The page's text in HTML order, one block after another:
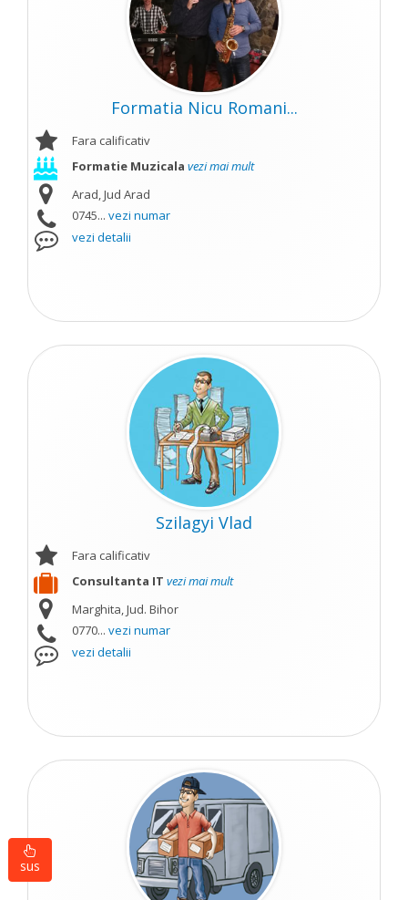
Formatia Nicu Romani...
Fara calificativ
Formatie Muzicala vezi mai mult
Arad, Jud Arad
0745... vezi numar
vezi detalii
Szilagyi Vlad
Fara calificativ
Consultanta IT vezi mai mult
Marghita, Jud. Bihor
0770... vezi numar
vezi detalii
sus